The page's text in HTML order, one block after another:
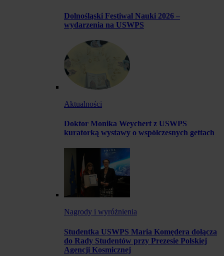
Dolnośląski Festiwal Nauki 2026 –
wydarzenia na USWPS
Aktualności
Doktor Monika Weychert z USWPS
kuratorką wystawy o współczesnych gettach
Nagrody i wyróżnienia
Studentka USWPS Maria Komędera dołącza
do Rady Studentów przy Prezesie Polskiej
Agencji Kosmicznej